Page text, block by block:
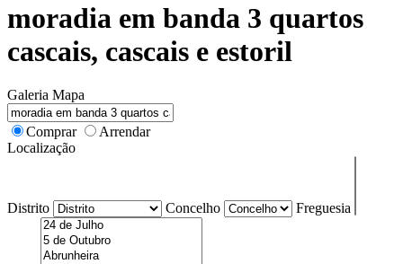
moradia em banda 3 quartos
cascais, cascais e estoril
Galeria Mapa
Comprar
Arrendar
Localização
Distrito Concelho Freguesia